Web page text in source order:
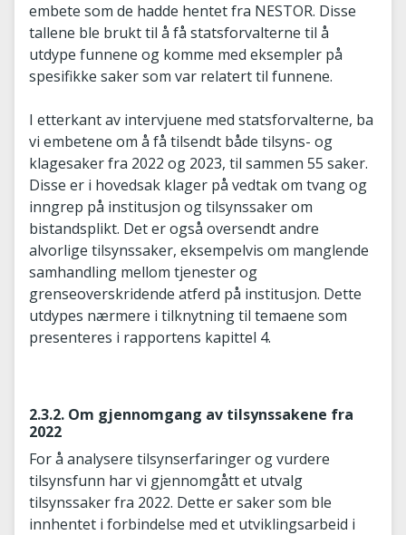
embete som de hadde hentet fra NESTOR. Disse
tallene ble brukt til å få statsforvalterne til å
utdype funnene og komme med eksempler på
spesifikke saker som var relatert til funnene.
I etterkant av intervjuene med statsforvalterne, ba
vi embetene om å få tilsendt både tilsyns- og
klagesaker fra 2022 og 2023, til sammen 55 saker.
Disse er i hovedsak klager på vedtak om tvang og
inngrep på institusjon og tilsynssaker om
bistandsplikt. Det er også oversendt andre
alvorlige tilsynssaker, eksempelvis om manglende
samhandling mellom tjenester og
grenseoverskridende atferd på institusjon. Dette
utdypes nærmere i tilknytning til temaene som
presenteres i rapportens kapittel 4.
2.3.2. Om gjennomgang av tilsynssakene fra
2022
For å analysere tilsynserfaringer og vurdere
tilsynsfunn har vi gjennomgått et utvalg
tilsynssaker fra 2022. Dette er saker som ble
innhentet i forbindelse med et utviklingsarbeid i